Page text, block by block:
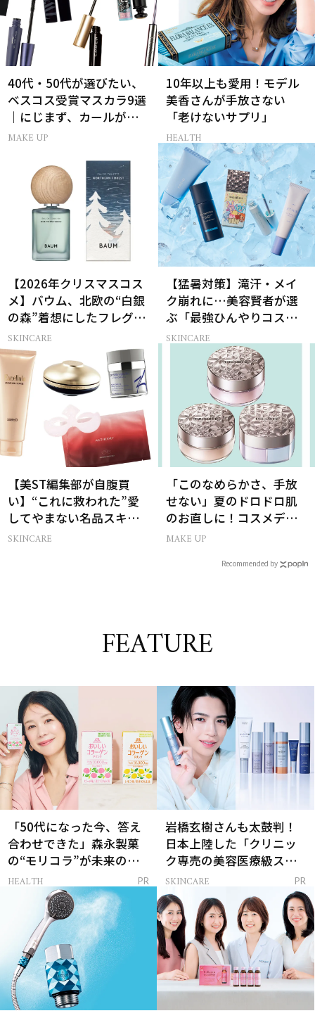
40代・50代が選びたい、
ベスコス受賞マスカラ9選
｜にじまず、カールが続
く名品
MAKE UP
10年以上も愛用！モデル
美香さんが手放さない
「老けないサプリ」
HEALTH
【2026年クリスマスコス
メ】バウム、北欧の“白銀
の森”着想にしたフレグラ
ンス＆ハンドクリーム
SKINCARE
【猛暑対策】滝汗・メイ
ク崩れに…美容賢者が選
ぶ「最強ひんやりコス
メ」26選
SKINCARE
【美ST編集部が自腹買
い】“これに救われた”愛
してやまない名品スキン
ケア6選
SKINCARE
「このなめらかさ、手放
せない」夏のドロドロ肌
のお直しに！コスメデコ
ルテのパウダーが想像以
MAKE UP
Recommended by
FEATURE
「50代になった今、答え
合わせできた」森永製菓
の“モリコラ”が未来のキ
レイを連れてくる！
HEALTH PR
岩橋玄樹さんも太鼓判！
日本上陸した「クリニッ
ク専売の美容医療級スキ
ンケア」
SKINCARE PR